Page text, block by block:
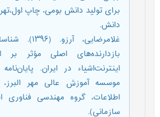
برای تولید دانش بومی، چاپ
دانش.
غلامرضایی،
بازدارنده‌های اصلی مؤثر بر
اینترنت‌اشیاء در ایران.
موسسه آموزش عالی مهر البرز،
اطلاعات، گروه مهندسی فناوری
سازمانی).